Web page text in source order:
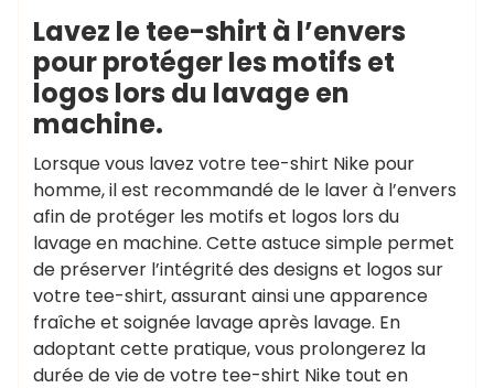
Lavez le tee-shirt à l’envers
pour protéger les motifs et
logos lors du lavage en
machine.
Lorsque vous lavez votre tee-shirt Nike pour
homme, il est recommandé de le laver à l’envers
afin de protéger les motifs et logos lors du
lavage en machine. Cette astuce simple permet
de préserver l’intégrité des designs et logos sur
votre tee-shirt, assurant ainsi une apparence
fraîche et soignée lavage après lavage. En
adoptant cette pratique, vous prolongerez la
durée de vie de votre tee-shirt Nike tout en
chaussurenikeairmax
abordables,articles
vestimentaires,codes de
réduction,comparaison de prix
friperies,le bon prix femme,
newsletters des marques en ligne
occasion spéciale,offres
avantageuses, offres
promotionnelles,plateformes de
revente,promotions spéciales